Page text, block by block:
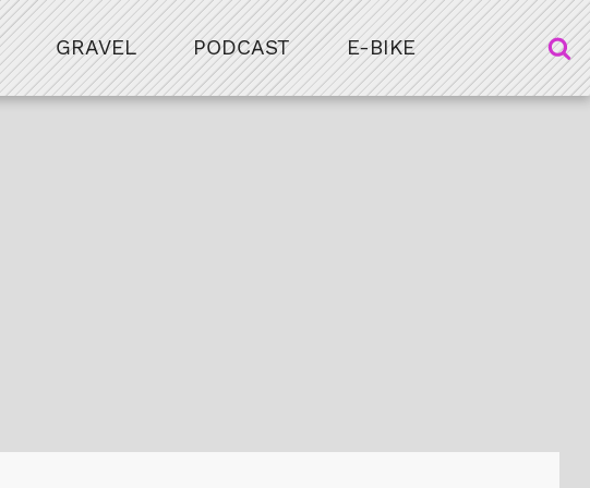
GRAVEL PODCAST E-BIKE